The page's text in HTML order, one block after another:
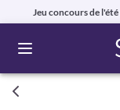
Jeu concours de
Ouvrir le menu